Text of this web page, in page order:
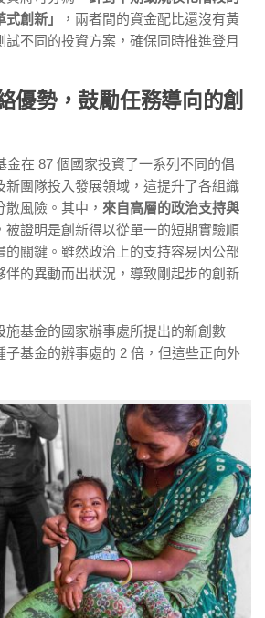
式創新」
，兩者間的資金配比還沒有黃
不同的投資方案，確保同時推進登月
優勢，鼓勵任務導向的創
金在 87 個國家投資了一系列不同的倡
新團隊投入發展領域，這提升了各組織
風險。其中， 來自高層的政治支持與
被證明是創新得以從單一的短期實驗順
的關鍵。雖然政治上的支持容易因公部
伴的異動而出狀況，導致剛起步的創新
施基金的國家辦事處所提出的新創數
子基金的辦事處的 2 倍，但這些正向外